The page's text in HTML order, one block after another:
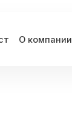
О компании